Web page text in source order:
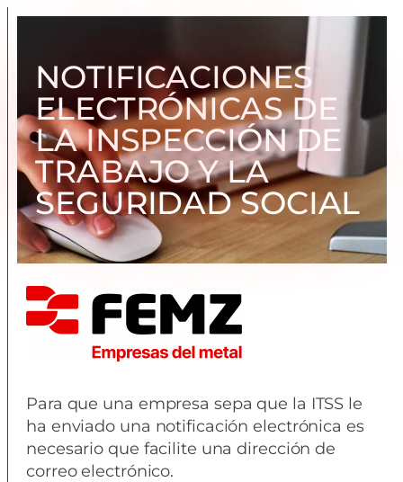
NOTIFICACIONES
ELECTRÓNICAS DE
LA INSPECCIÓN DE
TRABAJO Y LA
SEGURIDAD SOCIAL
Para que una empresa sepa que la ITSS le
ha enviado una notificación electrónica es
necesario que facilite una dirección de
correo electrónico.